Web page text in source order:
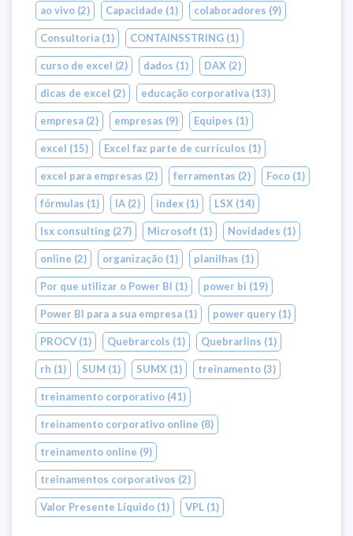
ao vivo (2) Capacidade (1) colaboradores (9)
Consultoria (1) CONTAINSSTRING (1)
curso de excel (2) dados (1) DAX (2)
dicas de excel (2) educação corporativa (13)
empresa (2) empresas (9) Equipes (1)
excel (15) Excel faz parte de currículos (1)
excel para empresas (2) ferramentas (2) Foco (1)
fórmulas (1) IA (2) index (1) LSX (14)
lsx consulting (27) Microsoft (1) Novidades (1)
online (2) organização (1) planilhas (1)
Por que utilizar o Power BI (1) power bi (19)
Power BI para a sua empresa (1) power query (1)
PROCV (1) Quebrarcols (1) Quebrarlins (1)
rh (1) SUM (1) SUMX (1) treinamento (3)
treinamento corporativo (41)
treinamento corporativo online (8)
treinamento online (9)
treinamentos corporativos (2)
Valor Presente Líquido (1) VPL (1)